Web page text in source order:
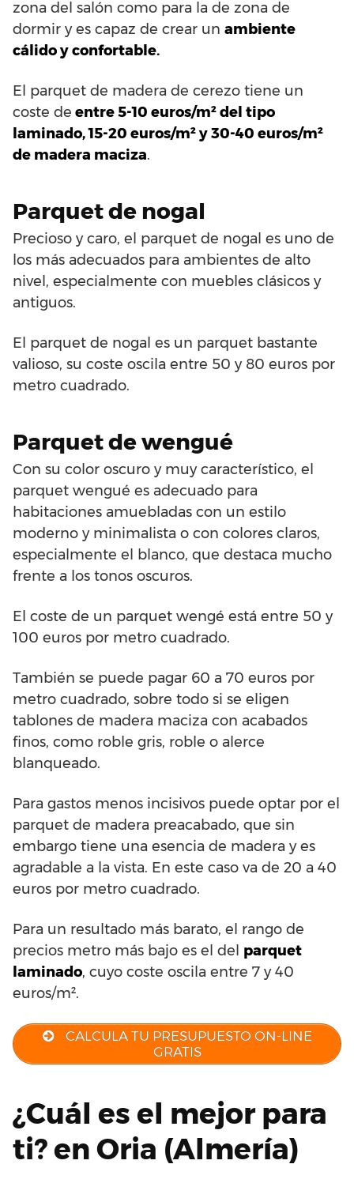
zona del salón como para la de zona de
dormir y es capaz de crear un ambiente
cálido y confortable.
El parquet de madera de cerezo tiene un
coste de entre 5-10 euros/m² del tipo
laminado, 15-20 euros/m² y 30-40 euros/m²
de madera maciza.
Parquet de nogal
Precioso y caro, el parquet de nogal es uno de
los más adecuados para ambientes de alto
nivel, especialmente con muebles clásicos y
antiguos.
El parquet de nogal es un parquet bastante
valioso, su coste oscila entre 50 y 80 euros por
metro cuadrado.
Parquet de wengué
Con su color oscuro y muy característico, el
parquet wengué es adecuado para
habitaciones amuebladas con un estilo
moderno y minimalista o con colores claros,
especialmente el blanco, que destaca mucho
frente a los tonos oscuros.
El coste de un parquet wengé está entre 50 y
100 euros por metro cuadrado.
También se puede pagar 60 a 70 euros por
metro cuadrado, sobre todo si se eligen
tablones de madera maciza con acabados
finos, como roble gris, roble o alerce
blanqueado.
Para gastos menos incisivos puede optar por el
parquet de madera preacabado, que sin
embargo tiene una esencia de madera y es
agradable a la vista. En este caso va de 20 a 40
euros por metro cuadrado.
Para un resultado más barato, el rango de
precios metro más bajo es el del parquet
laminado, cuyo coste oscila entre 7 y 40
euros/m².
CALCULA TU PRESUPUESTO ON-LINE
GRATIS
¿Cuál es el mejor para
ti? en Oria (Almería)